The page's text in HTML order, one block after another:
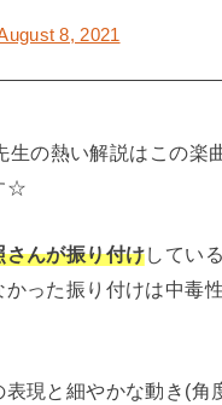
8, 2021
生の熱い解説はこの楽
☆
んが振り付けしてい
った振り付けは中毒
現と細やかな動き(角